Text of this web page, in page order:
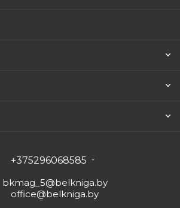
+375296068585
bkmag_5@belkniga.by
office@belkniga.by